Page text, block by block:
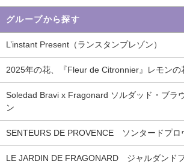
グループから探す
L’instant Present（ランスタンプレゾン）
2025年の花、『Fleur de Citronnier』レモンの
Soledad Bravi x Fragonard ソルダッド・ブラ
ン
SENTEURS DE PROVENCE ソンタードプロ
LE JARDIN DE FRAGONARD ジャルダンド